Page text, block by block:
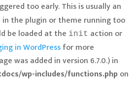
too early. This is usually an
the plugin or theme running too
be loaded at the init action or
in WordPressfor more
was added in version 6.7.0.) in
wp-includes/functions.php on